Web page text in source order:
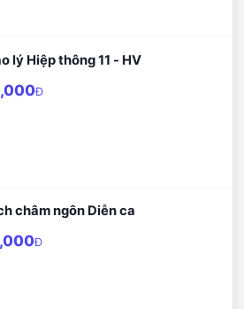
lý Hiệp thông 11 - HV
Đ
châm ngôn Diễn ca
Đ